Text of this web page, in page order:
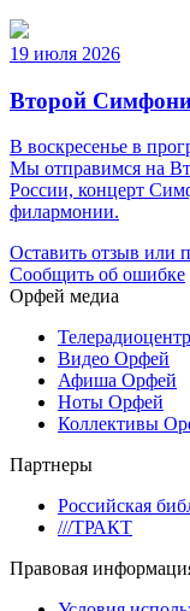
19 июля 2026
Второй
В воскресенье в
Мы отправимся на
России, концерт
филармонии.
Оставить отзыв или
Сообщить об ошибке
Орфей медиа
Видео Орфей
Афиша Орфей
Ноты Орфей
Коллективы
Партнеры
Российская
///ТРАКТ
Правовая